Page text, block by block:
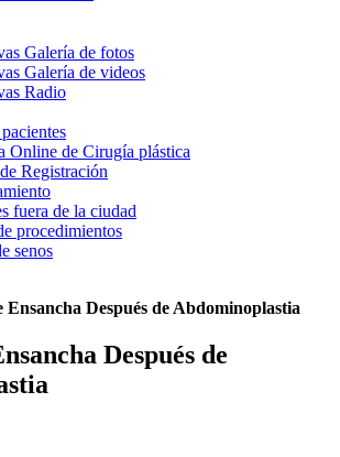
Galería de fotos
Galería de videos
Radio
Online de Cirugía plástica
Registración
fuera de la ciudad
procedimientos
senos
Ensancha Después de Abdominoplastia
Después de